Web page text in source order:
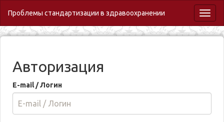
Проблемы стандартизации в здравоохранении
Авторизация
E-mail / Логин